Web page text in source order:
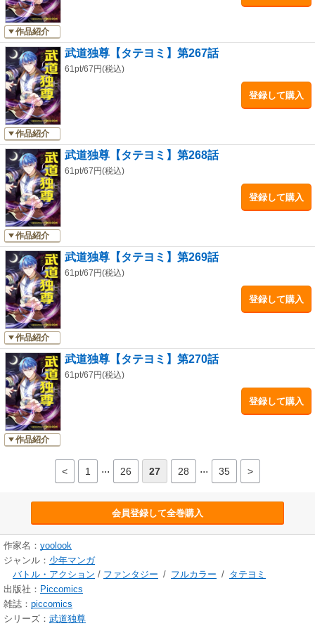
作品紹介
作品紹介
武道独尊【タテヨミ】第267話
61pt/67円(税込)
登録して購入
作品紹介
武道独尊【タテヨミ】第268話
61pt/67円(税込)
登録して購入
作品紹介
武道独尊【タテヨミ】第269話
61pt/67円(税込)
登録して購入
作品紹介
武道独尊【タテヨミ】第270話
61pt/67円(税込)
登録して購入
< 1 ... 26 27 28 ... 35 >
会員登録して全巻購入
作家名： yoolook
ジャンル： 少年マンガ
バトル・アクション / ファンタジー / フルカラー / タテヨミ
出版社： Piccomics
雑誌： piccomics
シリーズ： 武道独尊